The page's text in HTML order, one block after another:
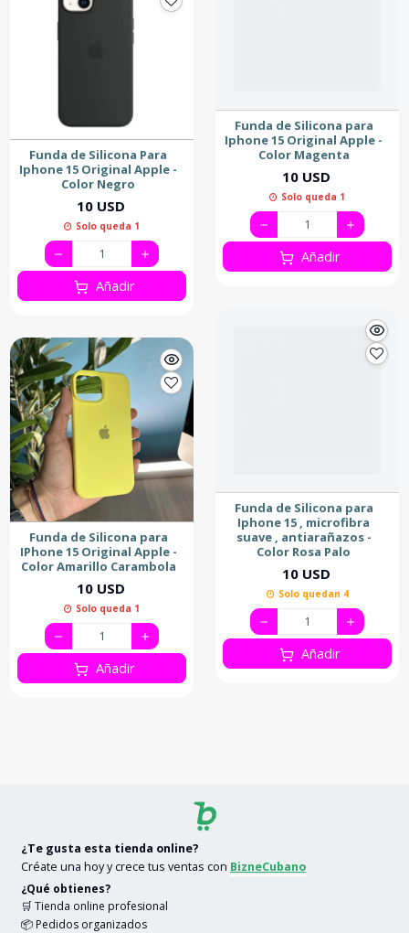
Funda de Silicona Para
Iphone 15 Original Apple -
Color Negro
10 USD
Solo queda 1
Añadir
Funda de Silicona para
IPhone 15 Original Apple -
Color Amarillo Carambola
10 USD
Solo queda 1
Añadir
Funda de Silicona para
Iphone 15 Original Apple -
Color Magenta
10 USD
Solo queda 1
Añadir
Funda de Silicona para
Iphone 15 , microfibra
suave , antiarañazos -
Color Rosa Palo
10 USD
Solo quedan 4
Añadir
¿Te gusta esta tienda online?
Créate una hoy y crece tus ventas con BizneCubano
¿Qué obtienes?
🛒 Tienda online profesional
📦 Pedidos organizados